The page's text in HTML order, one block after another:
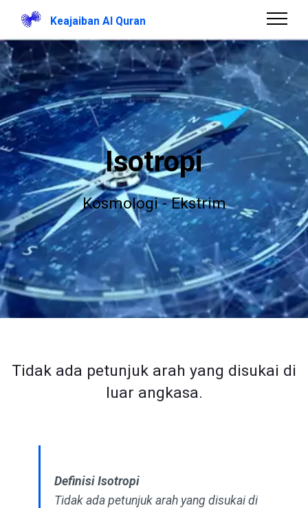
Keajaiban Al Quran
Isotropi
Kosmologi - Ekstrim
Tidak ada petunjuk arah yang disukai di
luar angkasa.
Definisi Isotropi
Tidak ada petunjuk arah yang disukai di